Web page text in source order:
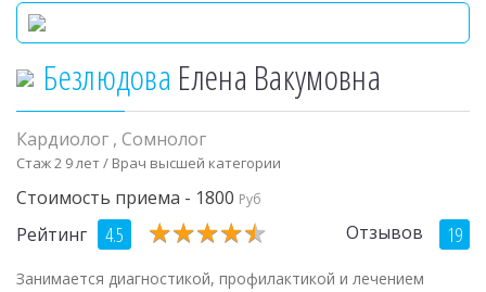
Безлюдова Елена Вакумовна
Кардиолог , Сомнолог
Стаж 2 9 лет / Врач высшей категории
Стоимость приема - 1800 Руб
Рейтинг 4.5 ★★★★★
★★★★★ Отзывов 19
Занимается диагностикой, профилактикой и лечением